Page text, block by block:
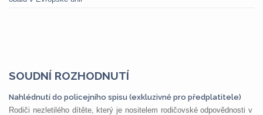
SOUDNÍ ROZHODNUTÍ
Nahlédnutí do policejního spisu (exkluzivně pro předplatitele)
Rodiči nezletilého dítěte, který je nositelem rodičovské odpovědnosti v